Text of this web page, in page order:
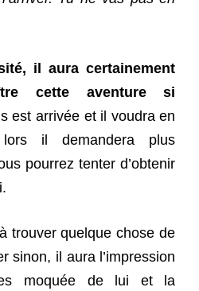
il aura certainement
cette aventure si
est arrivée et il voudra en
il demandera plus
pourrez tenter d’obtenir
trouver quelque chose de
sinon, il aura l’impression
moquée de lui et la